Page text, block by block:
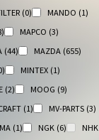
(0) MANDO (1)
MAPCO (3)
(44) MAZDA (655)
MINTEX (1)
(2) MOOG (9)
(1) MV-PARTS (3)
(1) NGK (6) NHK